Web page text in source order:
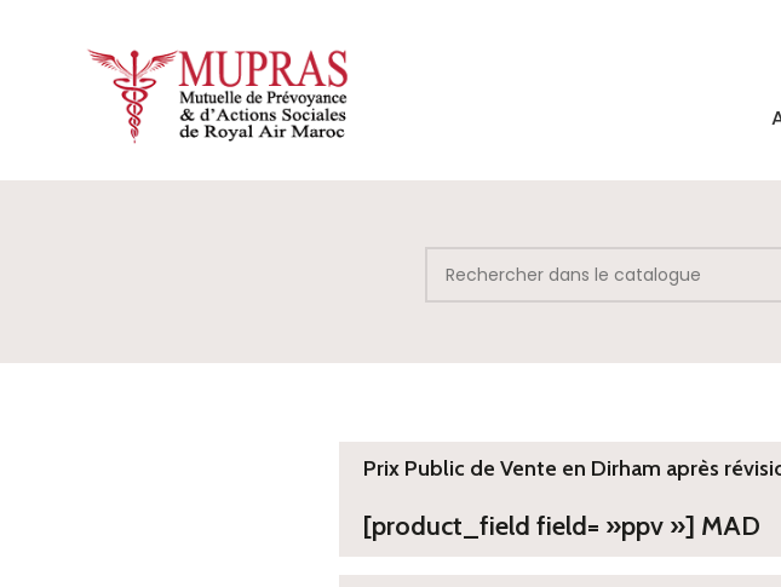
Prix Public de Vente en Dirham après
[product_field field= »ppv »] MAD